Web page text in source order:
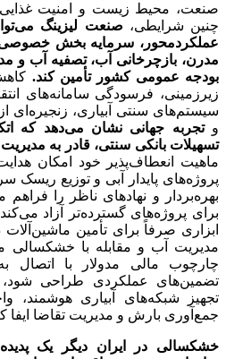
صنعت، محیط زیست و امنیت
چنین شرایطی، صنعت لیزینگ
عملکردمحور، سرمایه بخش خصوصی
مدرن، بازچرخانی آب، تصفیه آب و
بودجه عمومی کشور تأمین کند.
زیرزمینی، فرسودگی سامانه‌های
سیستم‌های سنتی آبیاری، زنجیره‌ای
وتجربه جهانی نشان می‌دهد که
تسهیلات بانکی سنتی، قادر به
ماهیت انعطاف‌پذیر خود امکان
پروژه‌های پایدار آبی و توزیع ریسک
بهره‌بردار و نهادهای ناظر را
برای پروژه‌های گسترده‌تر آزاد
ابزاری صرفاً برای تأمین
مدیریت آب و مقابله با خشکسالی
چارچوب مالی مدولار با اتصال
تضمین‌های عملکردی طراحی
تجهیز شبکه‌های آبیاری هوشمند،
جمع‌آوری بارش و مدیریت تقاضا ایفا
خشکسالی در ایران دیگر یک